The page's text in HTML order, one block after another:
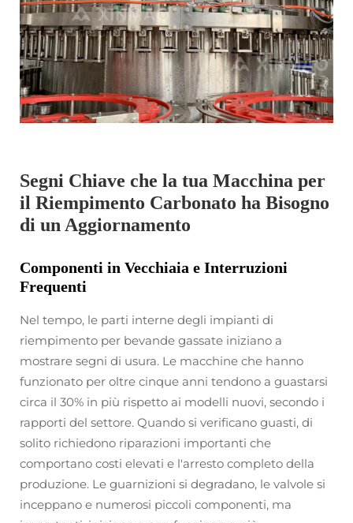
Segni Chiave che la tua Macchina per
il Riempimento Carbonato ha Bisogno
di un Aggiornamento
Componenti in Vecchiaia e Interruzioni
Frequenti
Nel tempo, le parti interne degli impianti di
riempimento per bevande gassate iniziano a
mostrare segni di usura. Le macchine che hanno
funzionato per oltre cinque anni tendono a guastarsi
circa il 30% in più rispetto ai modelli nuovi, secondo i
rapporti del settore. Quando si verificano guasti, di
solito richiedono riparazioni importanti che
comportano costi elevati e l'arresto completo della
produzione. Le guarnizioni si degradano, le valvole si
inceppano e numerosi piccoli componenti, ma